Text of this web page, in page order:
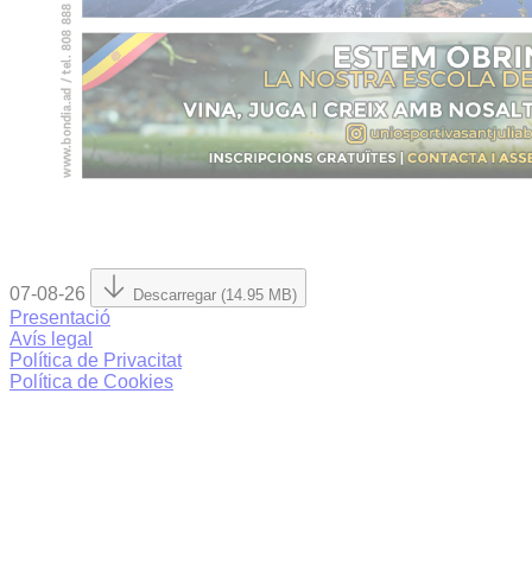
07-08-26 Descarregar (14.95 MB)
Presentació
Avís legal
Política de Privacitat
Política de Cookies